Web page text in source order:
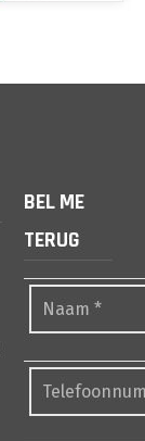
BEL ME
TERUG